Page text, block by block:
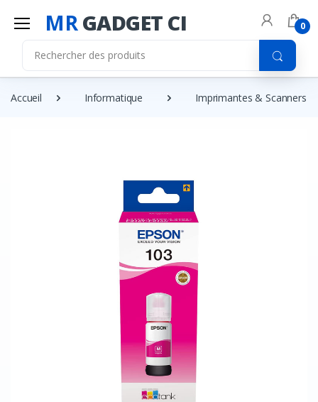
MRGADGET CI 0
Accueil Informatique Imprimantes & Scanners